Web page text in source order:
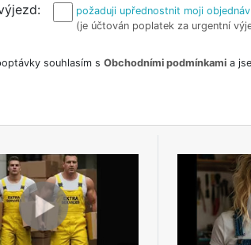
požaduji upřednostnit moji
(je účtován poplatek za urgentní
souhlasím s Obchodními podmínkamia